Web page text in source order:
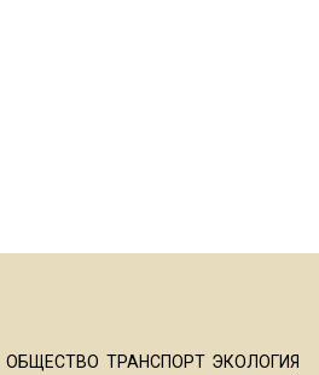
ОБЩЕСТВО ТРАНСПОРТ ЭКОЛОГИЯ